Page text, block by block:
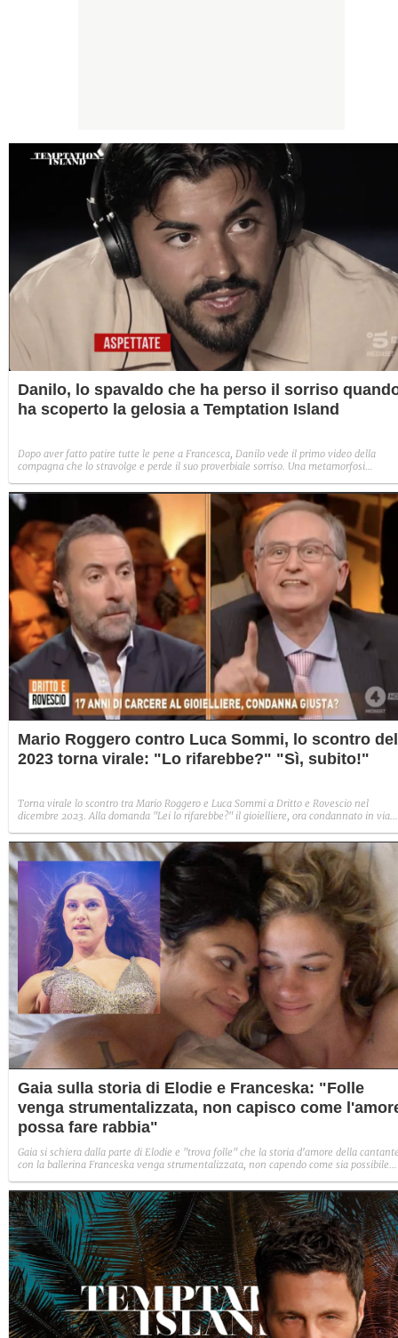
Danilo, lo spavaldo che ha perso il sorriso
ha scoperto la gelosia a Temptation Island
Dopo aver fatto patire tutte le pene a Francesca, Danilo vede il primo video della
compagna che lo stravolge e perde il suo proverbiale sorriso. Una metamorfosi
Mario Roggero contro Luca Sommi, lo scontro del
2023 torna virale: "Lo rifarebbe?" "Sì, subito!"
Torna virale lo scontro tra Mario Roggero e Luca Sommi a Dritto e Rovescio nel
dicembre 2023. Alla domanda "Lei lo rifarebbe?" il gioielliere, ora condannato in via
Gaia sulla storia di Elodie e Franceska: "Folle
venga strumentalizzata, non capisco come
possa fare rabbia"
Gaia si schiera dalla parte di Elodie e "trova folle" che la storia d'amore della
con la ballerina Franceska venga strumentalizzata, non capendo come sia possibile